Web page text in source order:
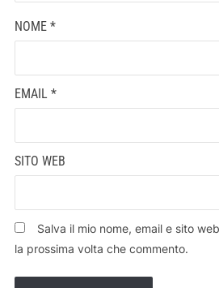
NOME *
EMAIL *
SITO WEB
Salva il mio nome, email e sito
la prossima volta che commento.